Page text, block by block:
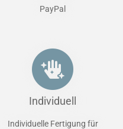
PayPal
Individuell
Individuelle Fertigung für